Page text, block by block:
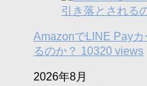
AmazonでLINE Pay
るのか？ 10320 views
2026年8月